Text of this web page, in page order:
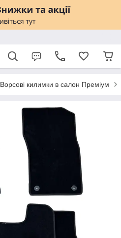
Ворсові килимки в салон Преміум